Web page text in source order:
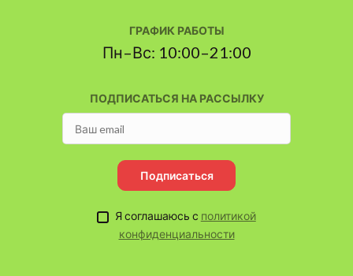
ПОДПИСАТЬСЯ НА РАССЫЛКУ
Подписаться
Я соглашаюсь с политикой
конфиденциальности
ГРАФИК РАБОТЫ
Пн–Вс: 10:00–21:00